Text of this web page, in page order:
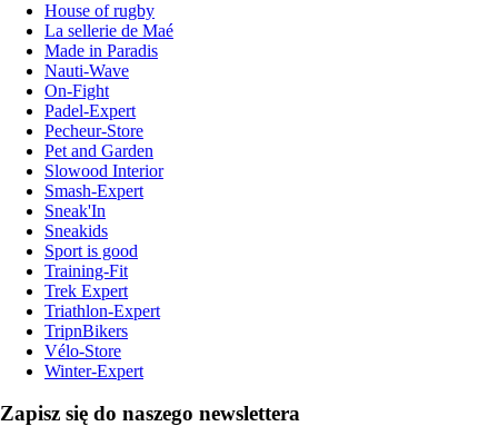
House of rugby
La sellerie de Maé
Made in Paradis
Nauti-Wave
On-Fight
Padel-Expert
Pecheur-Store
Pet and Garden
Slowood Interior
Smash-Expert
Sneak'In
Sneakids
Sport is good
Training-Fit
Trek Expert
Triathlon-Expert
TripnBikers
Vélo-Store
Winter-Expert
Zapisz się do naszego newslettera